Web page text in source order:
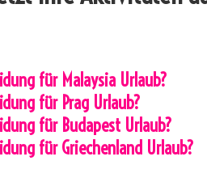
für Malaysia Urlaub?
für Prag Urlaub?
für Budapest Urlaub?
für Griechenland Urlaub?